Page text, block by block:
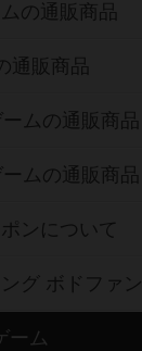
の通販商品
通販商品
ムの通販商品
ムの通販商品
ンについて
グ ボドファン
ーム